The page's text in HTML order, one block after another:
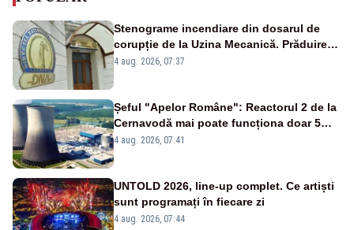
Stenograme incendiare din dosarul de
corupție de la Uzina Mecanică. Prăduirea
banilor din programul SAFE, interceptată
4 aug. 2026, 07:37
Șeful "Apelor Române": Reactorul 2 de la
Cernavodă mai poate funcționa doar 5
zile
4 aug. 2026, 07:41
UNTOLD 2026, line-up complet. Ce artiști
sunt programați în fiecare zi
4 aug. 2026, 07:44